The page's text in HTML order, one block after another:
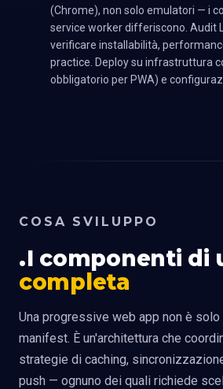
(Chrome), non solo emulatori — i
service worker differiscono. Audit
verificare installabilità,
practice. Deploy su infrastruttura
obbligatorio per PWA) e
COSA SVILUPPO
I componenti di
completa
Una progressive web app non è solo
manifest. È un'architettura che
strategie di caching,
push — ognuno dei quali richiede